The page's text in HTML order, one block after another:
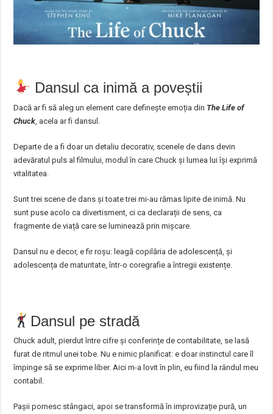
Dansul ca inimă a poveștii
Dacă ar fi să aleg un element care definește emoția din The Life of
Chuck , acela ar fi dansul.
Departe de a fi doar un detaliu decorativ, scenele de dans devin
adevăratul puls al filmului, modul în care Chuck și lumea lui își exprimă
vitalitatea.
Sunt trei scene de dans și toate trei mi-au rămas lipite de inimă. Nu
sunt puse acolo ca divertisment, ci ca declarații de sens, ca
fragmente de viață care se luminează prin mișcare.
Dansul nu e decor, e fir roșu: leagă copilăria de adolescență, și
adolescența de maturitate, într-o coregrafie a întregii existențe.
Dansul pe stradă
Chuck adult, pierdut între cifre și conferințe de contabilitate, se lasă
furat de ritmul unei tobe. Nu e nimic planificat: e doar instinctul care îl
împinge să se exprime liber. Aici m-a lovit în plin, eu fiind la rândul meu
contabil.
Pașii pornesc stângaci, apoi se transformă în improvizație pură, un